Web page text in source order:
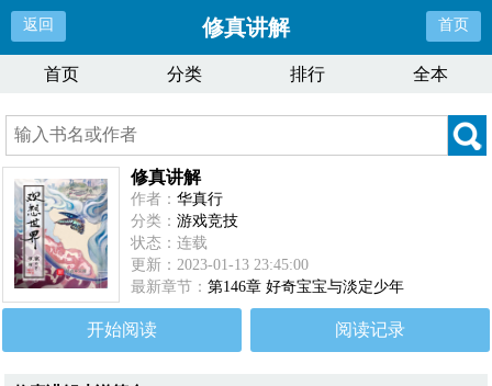
返回 修真讲解 首页
首页 分类 排行 全本
修真讲解
作者：华真行
分类：游戏竞技
状态：连载
更新：2023-01-13 23:45:00
最新章节：第146章 好奇宝宝与淡定少年
开始阅读 阅读记录